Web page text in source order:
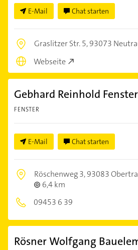
E-Mail Chat starten
Graslitzer Str. 5,93073
Webseite
Gebhard Reinhold
FENSTER
E-Mail Chat starten
Röschenweg 3,93083
6,4 km
09453 6 39
Rösner Wolfgang